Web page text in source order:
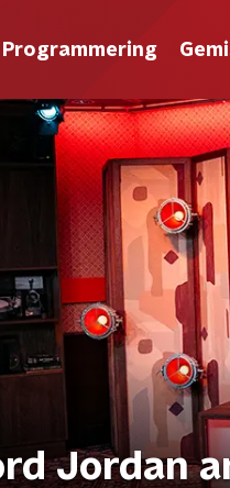
Programmering
Jordan